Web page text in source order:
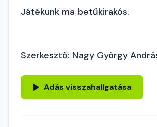
Játékunk ma betűkirakós.
Szerkesztő: Nagy György
Adás visszahallgatása